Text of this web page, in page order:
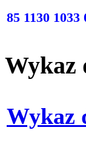
85 1130 1033
Wykaz
Wykaz